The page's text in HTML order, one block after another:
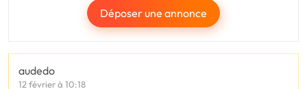
Déposer une annonce
audedo
12 février à 10:18